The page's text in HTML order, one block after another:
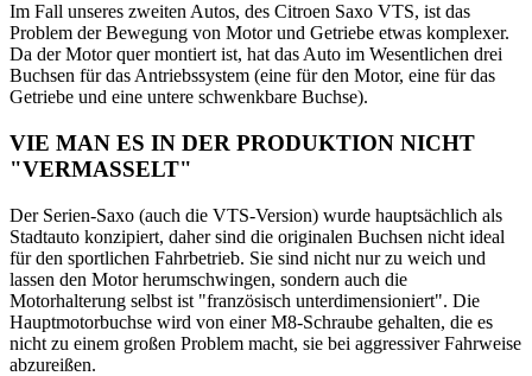
Im Fall unseres zweiten Autos, des Citroen Saxo VTS, ist das
Problem der Bewegung von Motor und Getriebe etwas komplexer.
Da der Motor quer montiert ist, hat das Auto im Wesentlichen drei
Buchsen für das Antriebssystem (eine für den Motor, eine für das
Getriebe und eine untere schwenkbare Buchse).
VIE MAN ES IN DER PRODUKTION NICHT
"VERMASSELT"
Der Serien-Saxo (auch die VTS-Version) wurde hauptsächlich als
Stadtauto konzipiert, daher sind die originalen Buchsen nicht ideal
für den sportlichen Fahrbetrieb. Sie sind nicht nur zu weich und
lassen den Motor herumschwingen, sondern auch die
Motorhalterung selbst ist "französisch unterdimensioniert". Die
Hauptmotorbuchse wird von einer M8-Schraube gehalten, die es
nicht zu einem großen Problem macht, sie bei aggressiver Fahrweise
abzureißen.